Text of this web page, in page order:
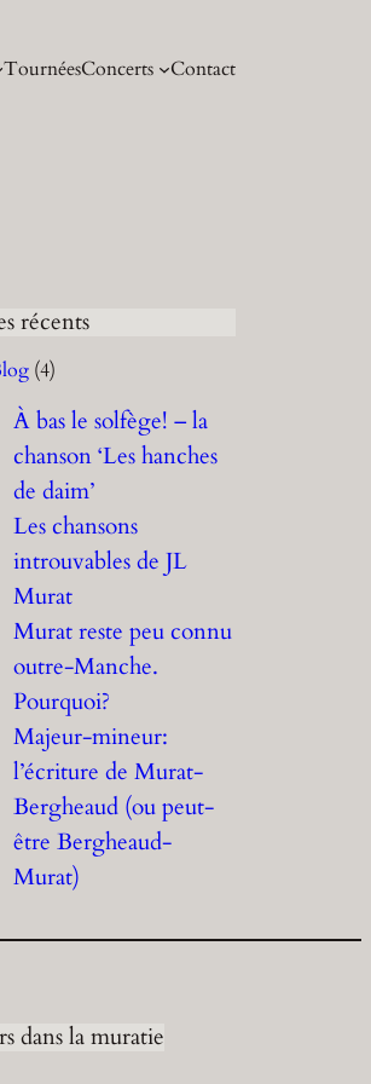
TournéesConcerts Contact
récents
(4)
À bas le solfège! – la
chanson ‘Les hanches
de daim’
Les chansons
introuvables de JL
Murat
Murat reste peu connu
outre-Manche.
Pourquoi?
Majeur-mineur:
l’écriture de Murat-
Bergheaud (ou peut-
être Bergheaud-
Murat)
dans la muratie